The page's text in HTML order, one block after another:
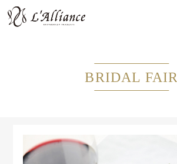
BRIDAL FAIR